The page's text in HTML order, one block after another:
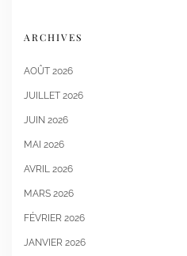
ARCHIVES
AOÛT 2026
JUILLET 2026
JUIN 2026
MAI 2026
AVRIL 2026
MARS 2026
FÉVRIER 2026
JANVIER 2026